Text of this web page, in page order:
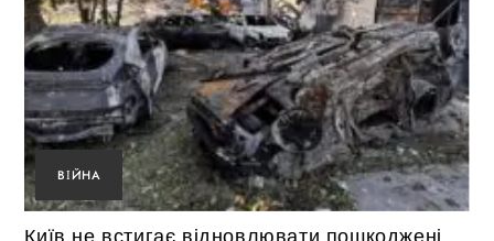
ВІЙНА
Київ не встигає відновлювати пошкоджені